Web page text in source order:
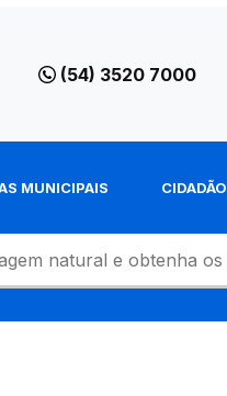
(54) 3520 7000
MUNICIPAIS CIDADÃO